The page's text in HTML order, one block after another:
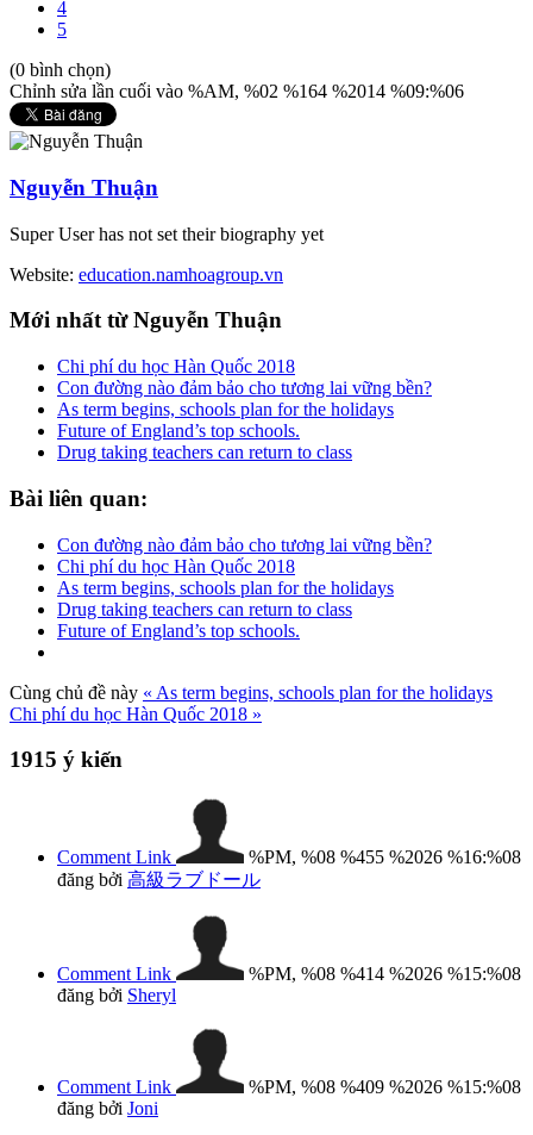
4
5
(0 bình chọn)
Chỉnh sửa lần cuối vào %AM, %02 %164 %2014 %09:%06
Nguyễn Thuận
Super User has not set their biography yet
Website: education.namhoagroup.vn
Mới nhất từ Nguyễn Thuận
Chi phí du học Hàn Quốc 2018
Con đường nào đảm bảo cho tương lai vững bền?
As term begins, schools plan for the holidays
Future of England’s top schools.
Drug taking teachers can return to class
Bài liên quan:
Con đường nào đảm bảo cho tương lai vững bền?
Chi phí du học Hàn Quốc 2018
As term begins, schools plan for the holidays
Drug taking teachers can return to class
Future of England’s top schools.
Cùng chủ đề này « As term begins, schools plan for the holidays
Chi phí du học Hàn Quốc 2018 »
1915 ý kiến
Comment Link
%PM, %08 %455 %2026 %16:%08
đăng bởi 高級ラブドール
Comment Link
%PM, %08 %414 %2026 %15:%08
đăng bởi Sheryl
Comment Link
%PM, %08 %409 %2026 %15:%08
đăng bởi Joni